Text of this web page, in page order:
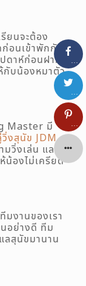
ยนจะต้อง
อนเข้าพักกับ
ดาห์ก่อนฝาก
กับน้องหมาตัว
Master มี
วิ่งสุนัข JDM
วิ่งเล่น และมี
น้องไม่เครียด
มงานของเรา
อย่างดี ทีม
ลสุนัขมานาน